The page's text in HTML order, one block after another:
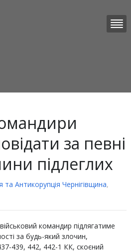
за певні
підлеглих
та Антикорупцiя Чернігівщина,
командир підлягатиме
за будь-який злочин,
439, 442, 442-1 КК, скоєний